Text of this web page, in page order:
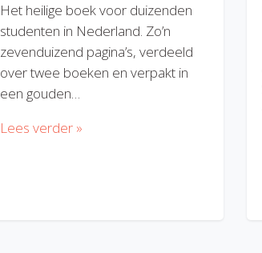
Het heilige boek voor duizenden
studenten in Nederland. Zo’n
zevenduizend pagina’s, verdeeld
over twee boeken en verpakt in
een gouden…
Lees verder »